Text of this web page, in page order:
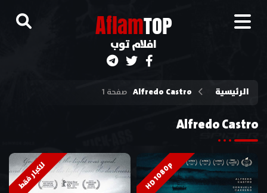
AflamTOP
افلام توب
الرئيسية Alfredo Castro صفحة 1
Alfredo Castro
HD 1080p للكبار فقط